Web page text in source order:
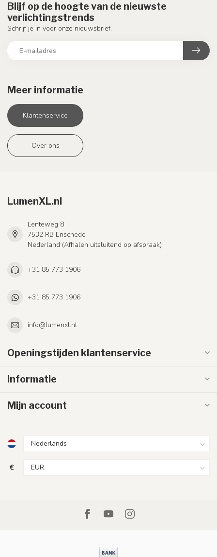
Meer informatie
Klantenservice
Over ons
Blijf op de hoogte van de nieuwste
verlichtingstrends
Schrijf je in voor onze nieuwsbrief.
LumenXL.nl
Lenteweg 8
7532 RB Enschede
Nederland (Afhalen uitsluitend op afspraak)
+31 85 773 1906
+31 85 773 1906
info@lumenxl.nl
Openingstijden klantenservice
Informatie
Mijn account
€